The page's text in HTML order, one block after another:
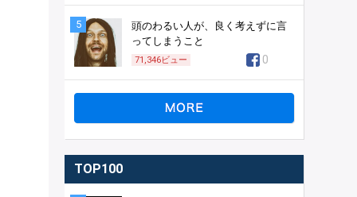
5
頭のわるい人が、良く考えずに言
ってしまうこと
71,346ビュー 0
TOP100